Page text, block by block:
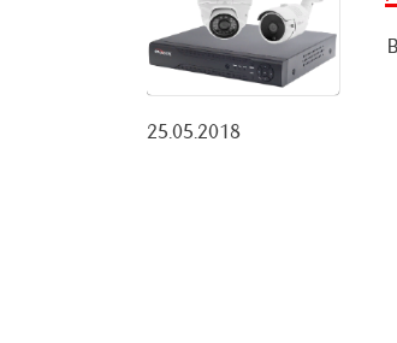
25.05.2018